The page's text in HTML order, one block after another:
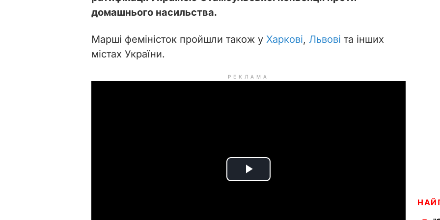
домашнього насильства.
Марші феміністок пройшли також у Харкові, Львові та інших
містах України.
РЕКЛАМА
P